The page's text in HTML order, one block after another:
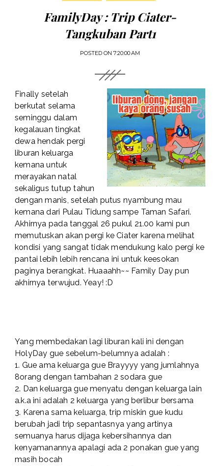
FamilyDay : Trip Ciater-
Tangkuban Part1
POSTED ON 7:20:00 AM
Finally setelah
berkutat selama
seminggu dalam
kegalauan tingkat
dewa hendak pergi
liburan keluarga
kemana untuk
merayakan natal
sekaligus tutup tahun
dengan manis, setelah putus nyambung mau
kemana dari Pulau Tidung sampe Taman Safari.
Akhirnya pada tanggal 26 pukul 21.00 kami pun
memutuskan akan pergi ke Ciater karena melihat
kondisi yang sangat tidak mendukung kalo pergi ke
pantai lebih lebih rencana ini untuk keesokan
paginya berangkat. Huaaahh~~ Family Day pun
akhirnya terwujud. Yeay! :D
Yang membedakan lagi liburan kali ini dengan
HolyDay gue sebelum-belumnya adalah :
1. Gue ama keluarga gue Brayyyy yang jumlahnya
8orang dengan tambahan 2 sodara gue
2. Dan keluarga gue menyatu dengan keluarga lain
a.k.a ini adalah 2 keluarga yang berlibur bersama
3. Karena sama keluarga, trip miskin gue kudu
berubah jadi trip sepantasnya yang artinya
semuanya harus dijaga kebersihannya dan
kenyamanannya apalagi ada 2 ponakan gue yang
masih bocah